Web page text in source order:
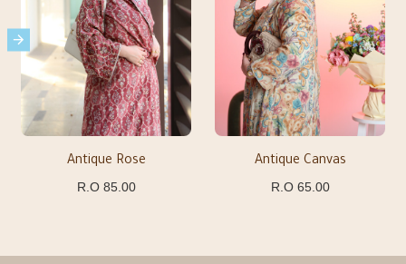
Antique Canvas
65.00 R.O
Antique Rose
85.00 R.O